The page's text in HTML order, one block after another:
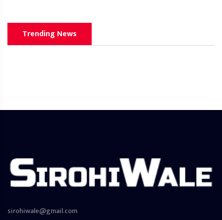
Trending News
sirohiwale@gmail.com